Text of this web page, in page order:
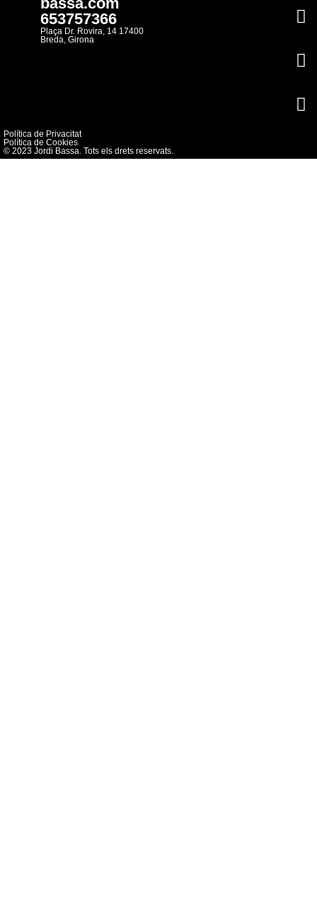
653757366
Plaça Dr. Rovira, 14 17400
Breda, Girona
Política de Privacitat
Política de Cookies
© 2023 Jordi Bassa. Tots els drets reservats.